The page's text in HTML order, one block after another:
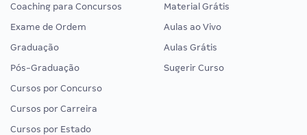
Coaching para Concursos
Exame de Ordem
Graduação
Pós-Graduação
Cursos por Concurso
Cursos por Carreira
Cursos por Estado
Material Grátis
Aulas ao Vivo
Aulas Grátis
Sugerir Curso